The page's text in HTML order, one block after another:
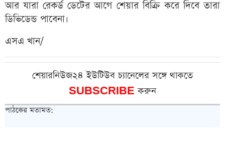
আর যারা রেকর্ড ডেটের আগে শেয়ার বিক্রি করে দিবে তারা
ডিভিডেন্ড পাবেনা।
এসএ খান/
শেয়ারনিউজ২৪ ইউটিউব চ্যানেলের সঙ্গে থাকতে
SUBSCRIBEকরুন
পাঠকের মতামত: